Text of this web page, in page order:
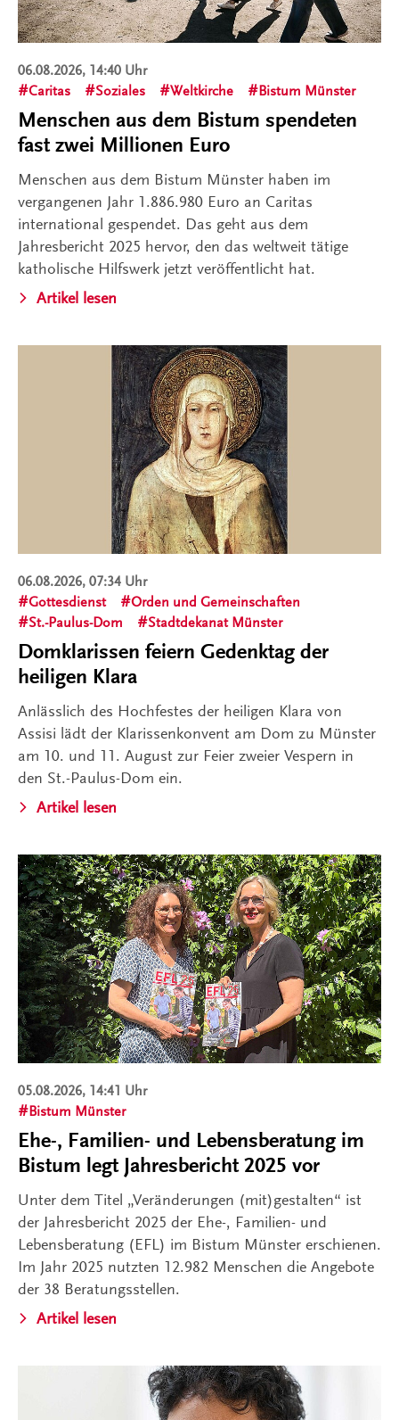
06.08.2026, 14:40 Uhr
Caritas
Soziales Weltkirche Bistum Münster
Menschen aus dem Bistum spendeten
fast zwei Millionen Euro
Menschen aus dem Bistum Münster haben im
vergangenen Jahr 1.886.980 Euro an Caritas
international gespendet. Das geht aus dem
Jahresbericht 2025 hervor, den das weltweit tätige
katholische Hilfswerk jetzt veröffentlicht hat.
Artikel lesen
06.08.2026, 07:34 Uhr
Gottesdienst
Orden und Gemeinschaften
St.-Paulus-Dom
Stadtdekanat Münster
Domklarissen feiern Gedenktag der
heiligen Klara
Anlässlich des Hochfestes der heiligen Klara von
Assisi lädt der Klarissenkonvent am Dom zu Münster
am 10. und 11. August zur Feier zweier Vespern in
den St.-Paulus-Dom ein.
Artikel lesen
05.08.2026, 14:41 Uhr
Bistum Münster
Ehe-, Familien- und Lebensberatung im
Bistum legt Jahresbericht 2025 vor
Unter dem Titel „Veränderungen (mit)gestalten“ ist
der Jahresbericht 2025 der Ehe-, Familien- und
Lebensberatung (EFL) im Bistum Münster erschienen.
Im Jahr 2025 nutzten 12.982 Menschen die Angebote
der 38 Beratungsstellen.
Artikel lesen